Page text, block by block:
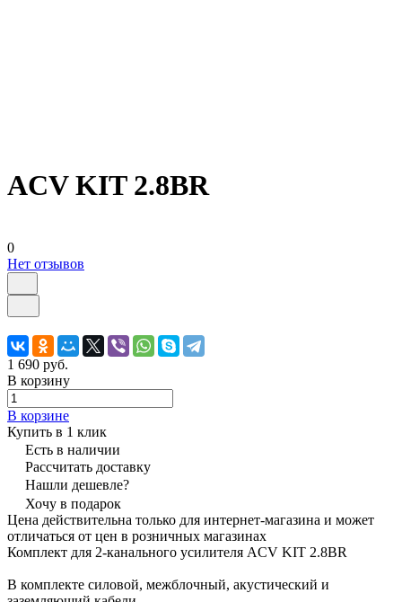
ACV KIT 2.8BR
0
Нет отзывов
1 690 руб.
В корзину
В корзине
Купить в 1 клик
Есть в наличии
Рассчитать доставку
Нашли дешевле?
Хочу в подарок
Цена действительна только для интернет-магазина и может
отличаться от цен в розничных магазинах
Комплект для 2-канального усилителя ACV KIT 2.8BR
В комплекте силовой, межблочный, акустический и